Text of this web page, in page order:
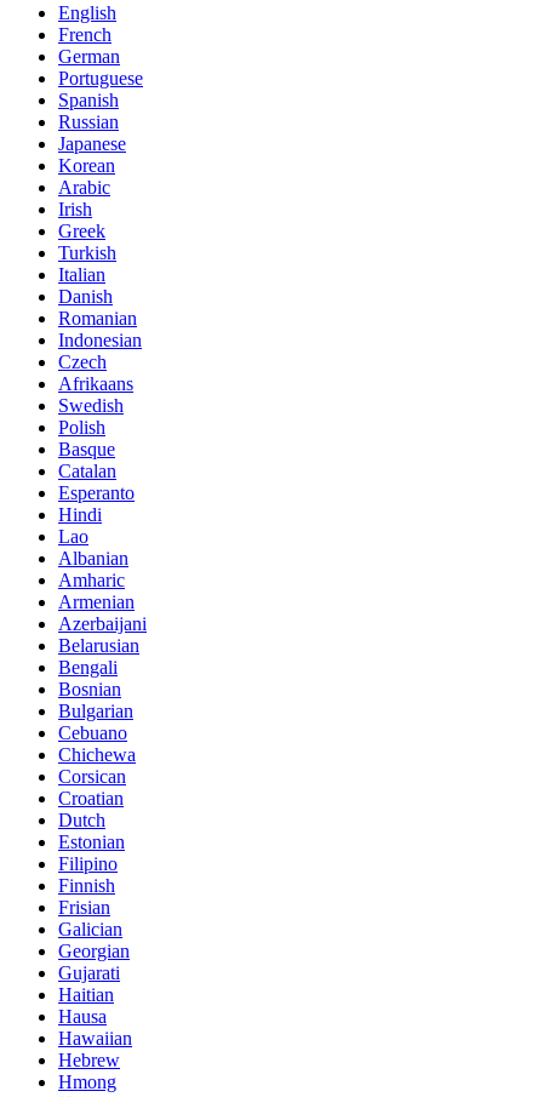
English
French
German
Portuguese
Spanish
Russian
Japanese
Korean
Arabic
Irish
Greek
Turkish
Italian
Danish
Romanian
Indonesian
Czech
Afrikaans
Swedish
Polish
Basque
Catalan
Esperanto
Hindi
Lao
Albanian
Amharic
Armenian
Azerbaijani
Belarusian
Bengali
Bosnian
Bulgarian
Cebuano
Chichewa
Corsican
Croatian
Dutch
Estonian
Filipino
Finnish
Frisian
Galician
Georgian
Gujarati
Haitian
Hausa
Hawaiian
Hebrew
Hmong